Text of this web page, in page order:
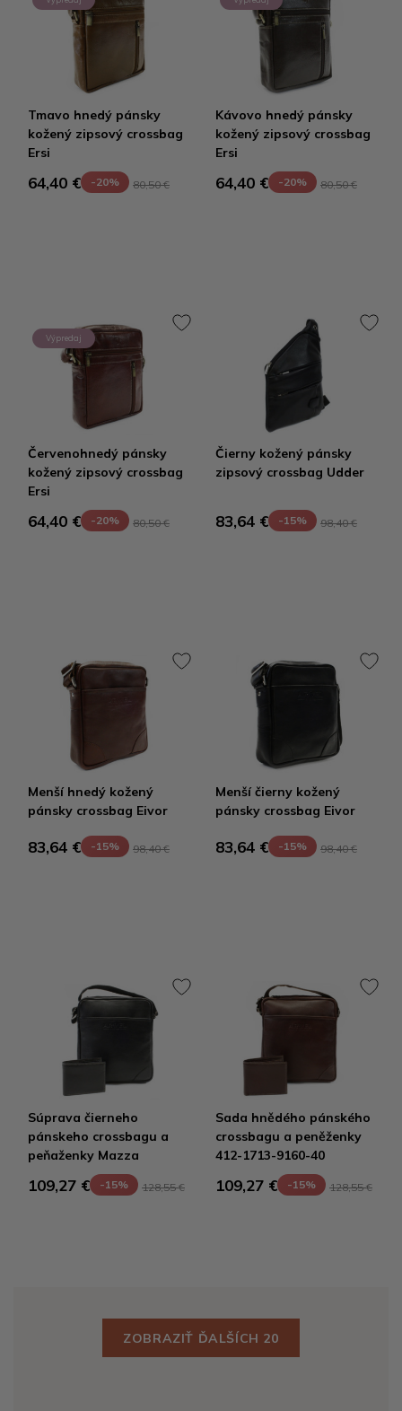
Tmavo hnedý pánsky
kožený zipsový crossbag
Ersi
64,40 € -20% 80,50 €
Kávovo hnedý pánsky
kožený zipsový crossbag
Ersi
64,40 € -20% 80,50 €
Výpredaj
Červenohnedý pánsky
kožený zipsový crossbag
Ersi
64,40 € -20% 80,50 €
Čierny kožený pánsky
zipsový crossbag Udder
83,64 € -15% 98,40 €
Menší hnedý kožený
pánsky crossbag Eivor
83,64 € -15% 98,40 €
Menší čierny kožený
pánsky crossbag Eivor
83,64 € -15% 98,40 €
Súprava čierneho
pánskeho crossbagu a
peňaženky Mazza
109,27 € -15% 128,55 €
Sada hnědého pánského
crossbagu a peněženky
412-1713-9160-40
109,27 € -15% 128,55 €
ZOBRAZIŤ ĎALŠÍCH 20